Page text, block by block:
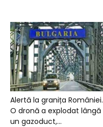
Alertă la granița României.
O dronă a explodat lângă
un gazoduct,...